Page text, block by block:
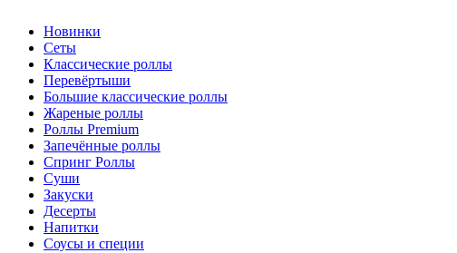
Новинки
Сеты
Классические роллы
Перевёртыши
Большие классические роллы
Жареные роллы
Роллы Premium
Запечённые роллы
Спринг Роллы
Суши
Закуски
Десерты
Напитки
Соусы и специи